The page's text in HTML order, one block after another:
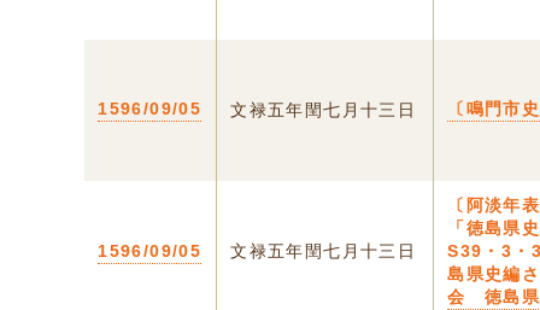
1596/09/05 文禄五年閏七月十三日 〔鳴門市
1596/09/05 文禄五年閏七月十三日
〔阿淡年
「徳島県
S39・3
島県史編
会 徳島県